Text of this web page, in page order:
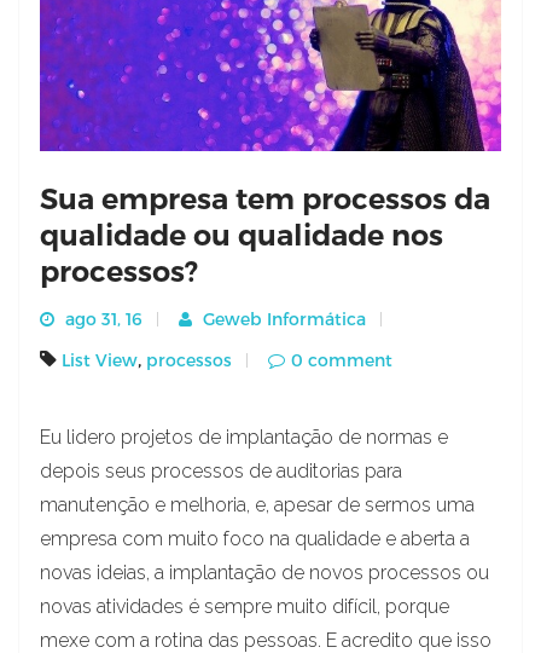
Sua empresa tem processos da
qualidade ou qualidade nos
processos?
ago 31, 16
Geweb Informática
List View processos 0 comment
Eu lidero projetos de implantação de normas e
depois seus processos de auditorias para
manutenção e melhoria, e, apesar de sermos uma
empresa com muito foco na qualidade e aberta a
novas ideias, a implantação de novos processos ou
novas atividades é sempre muito difícil, porque
mexe com a rotina das pessoas. E acredito que isso